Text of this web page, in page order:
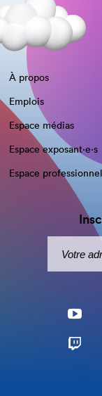
À propos
Emplois
Espace médias
Espace exposant·e⋅s
Espace